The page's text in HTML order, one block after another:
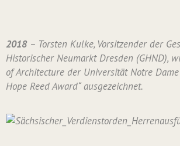
2018– Torsten Kulke, Vorsitzender der
Historischer Neumarkt Dresden (GHND),
of Architecture der Universität Notre
Hope Reed Award“ ausgezeichnet.